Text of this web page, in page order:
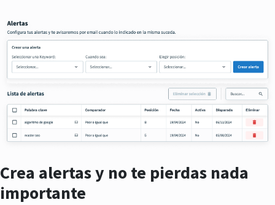
Crea alertas y no te pierdas nada
importante